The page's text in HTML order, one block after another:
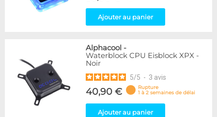
Ajouter au panier
Alphacool -
Waterblock CPU Eisblock XPX -
Noir
5/5 - 3 avis
40,90 €
Rupture
1 à 2 semaines de délai
Ajouter au panier